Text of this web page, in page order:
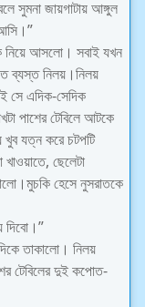
সুমনা জায়গাটায় আঙ্গুল
নিয়ে আসলো। সবাই যখন
ব্যস্ত নিলয়।নিলয়
সে এদিক-সেদিক
পাশের টেবিলে আটকে
যত্ন করে চটপটি
খাওয়াতে, ছেলেটা
হেসে নুসরাতকে
দিবো।”
তাকালো। নিলয়
টেবিলের দুই কপোত-